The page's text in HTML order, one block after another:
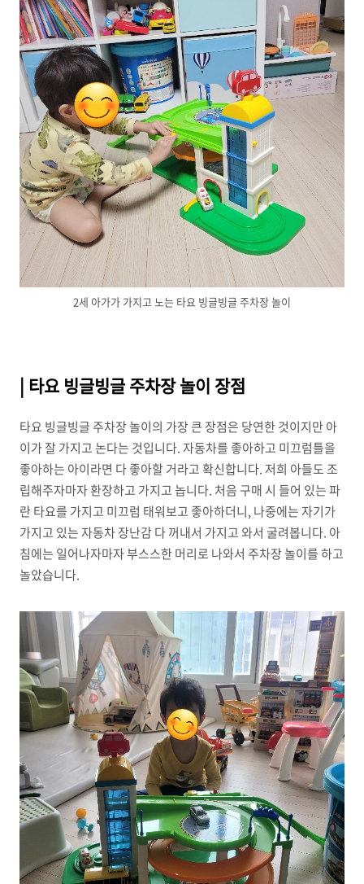
2세 아가가 가지고 노는 타요 빙글빙글 주차장 놀이
| 타요 빙글빙글 주차장 놀이 장점
타요 빙글빙글 주차장 놀이의 가장 큰 장점은 당연한 것이지만 아
이가 잘 가지고 논다는 것입니다. 자동차를 좋아하고 미끄럼틀을
좋아하는 아이라면 다 좋아할 거라고 확신합니다. 저희 아들도 조
립해주자마자 환장하고 가지고 놉니다. 처음 구매 시 들어 있는 파
란 타요를 가지고 미끄럼 태워보고 좋아하더니, 나중에는 자기가
가지고 있는 자동차 장난감 다 꺼내서 가지고 와서 굴려봅니다. 아
침에는 일어나자마자 부스스한 머리로 나와서 주차장 놀이를 하고
놀았습니다.